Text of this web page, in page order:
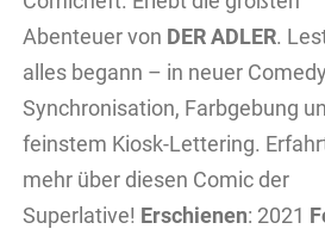
Abenteuer von DER ADLER.
alles begann – in neuer
Synchronisation, Farbgebung
feinstem Kiosk-Lettering.
mehr über diesen Comic der
Superlative! Erschienen: 2021